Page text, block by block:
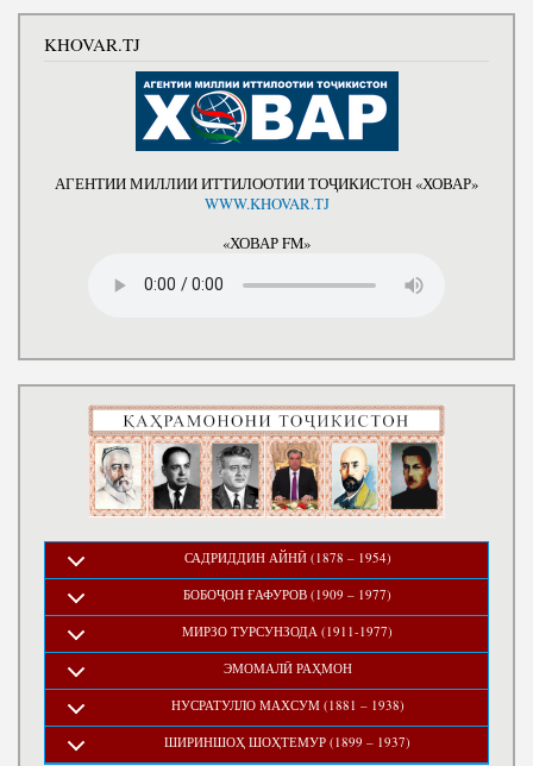
KHOVAR.TJ
АГЕНТИИ МИЛЛИИ ИТТИЛООТИИ ТОҶИКИСТОН «ХОВАР»
WWW.KHOVAR.TJ
«ХОВАР FM»
САДРИДДИН АЙНӢ (1878 – 1954)
БОБОҶОН ҒАФУРОВ (1909 – 1977)
МИРЗО ТУРСУНЗОДА (1911-1977)
ЭМОМАЛӢ РАҲМОН
НУСРАТУЛЛО МАХСУМ (1881 – 1938)
ШИРИНШОҲ ШОҲТЕМУР (1899 – 1937)